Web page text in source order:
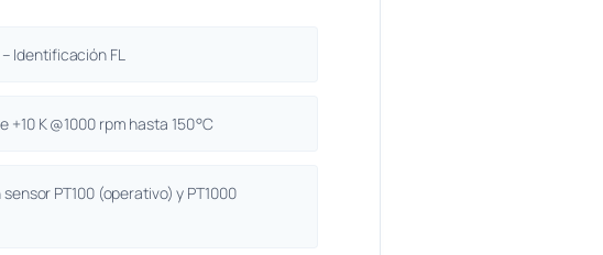
Identificación FL
K @1000 rpm hasta 150 °C
PT100 (operativo) y PT1000